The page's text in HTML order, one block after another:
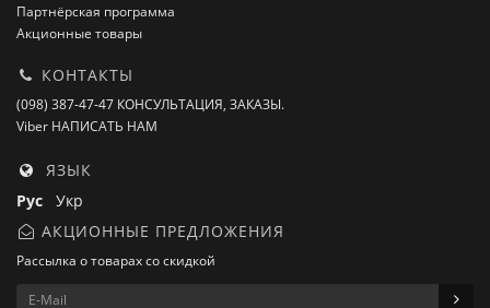
Партнёрская программа
Акционные товары
КОНТАКТЫ
(098) 387-47-47 КОНСУЛЬТАЦИЯ, ЗАКАЗЫ.
Viber НАПИСАТЬ НАМ
ЯЗЫК
Рус Укр
АКЦИОННЫЕ ПРЕДЛОЖЕНИЯ
Рассылка о товарах со скидкой